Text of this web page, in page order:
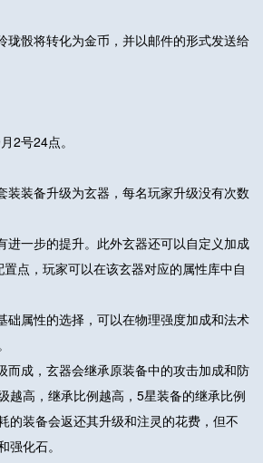
珑骰将转化为金币，并以邮件的形式发送给
2号24点。
装装备升级为玄器，每名玩家升级没有次数
进一步的提升。此外玄器还可以自定义加成
点，玩家可以在该玄器对应的属性库中自
础属性的选择，可以在物理强度加成和法术
而成，玄器会继承原装备中的攻击加成和防
越高，继承比例越高，5星装备的继承比例
的装备会返还其升级和注灵的花费，但不
强化石。